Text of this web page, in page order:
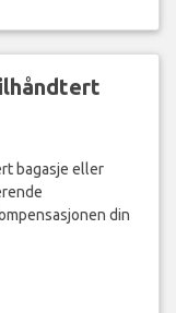
bagasje eller
din